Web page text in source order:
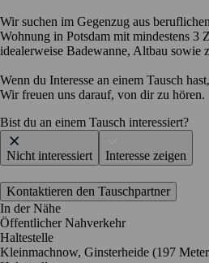
Wir suchen im Gegenzug aus
Wohnung in Potsdam mit mindestens 3
idealerweise Badewanne, Altbau sowie
Wenn du Interesse an einem Tausch
Wir freuen uns darauf, von dir zu hören.
Bist du an einem Tausch interessiert?
Nicht interessiert Interesse zeigen
Kontaktieren den Tauschpartner
In der Nähe
Öffentlicher Nahverkehr
Haltestelle
Kleinmachnow, Ginsterheide (197